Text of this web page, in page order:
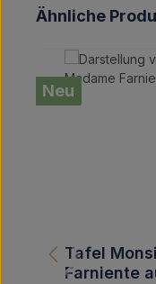
Produktgalerie
Ähnliche
Neu
Tafel
Farniente